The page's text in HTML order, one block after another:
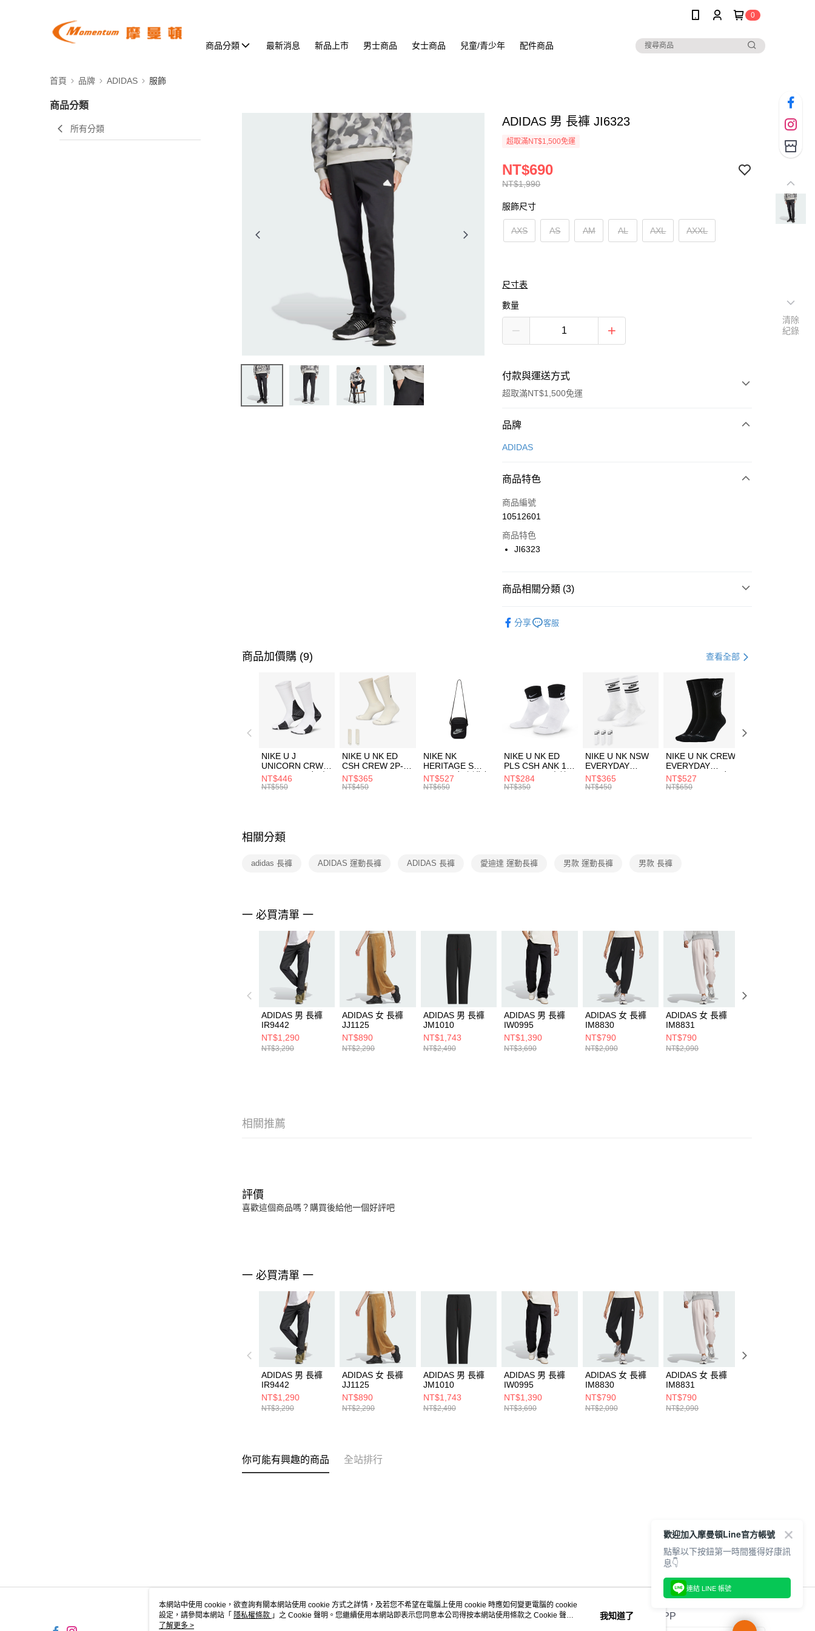
0
商品分類 最新消息 新品上市 男士商品 女士商品 兒童/青少年 配件商品
首頁 品牌 ADIDAS 服飾
商品分類
所有分類
ADIDAS 男 長褲 JI6323
超取滿NT$1,500免運
NT$1,990
NT$690
服飾尺寸
AXS AS AM AL AXL AXXL
尺寸表
數量
付款與運送方式
超取滿NT$1,500免運
付款方式
信用卡一次付款
合作金庫商業銀行
華南商業銀行
上海商業儲蓄銀行
國泰世華商業銀行
聯邦商業銀行
台新國際商業銀行
LINE Pay
Apple Pay
【關於「AFTEE先享後付」】
３．安心：先確認商品／服務後，再付款。
【「AFTEE先享後付」結帳流程】
１．於結帳方式選擇「AFTEE先享後付」後，將跳轉至「AFTEE先享後
付」結帳頁面，進行簡訊認證並確認金額後，即可完成結帳。
２．訂單成立數日內，您將收到繳費通知簡訊。
３．收到繳費通知簡訊後14天內，點擊此簡訊中的連結，可透過四大超商
／ATM／網路銀行／等多元方式進行付款，方視為交易完成。
※ 請注意：結帳手續完成當下不需立刻繳費，但若您需要取消訂單，請聯
絡購買商品的店家。未經商家同意取消之訂單仍視為有效，需透過AFTEE
先享後付繳納相關費用。
交易，需依本服務之必要範圍內提供個人資料，並將交易相關給付款項請
任。
４．使用「AFTEE先享後付」時，將依據個別帳號之用戶狀況，依本公司
即時審查核予不同之上限額度；若仍有額度不足之情形，本公司將視審查
結果請求用戶進行身份認證。
５．嚴禁一人註冊多個帳號或使用他人資訊註冊。若發現惡意使用之情
形，恩沛科技股份有限公司將有權停止該用戶之使用額度並採取法律行
動。
每筆NT$100，滿NT$1,500(含以上)免運費
每筆NT$100，滿NT$1,500(含以上)免運費
付款後門市自取
每筆NT$100，滿NT$1,500(含以上)免運費
品牌
ADIDAS
商品特色
商品編號
10512601
商品特色
JI6323
商品相關分類 (3)
分享 客服
商品加價購 (9) 查看全部
NIKE U J
UNICORN CRW
1PR -160 男女 中
統襪 FZ3393100
NT$446
NT$550
NIKE U NK ED
CSH CREW 2P-
144 EMBRDY 男
女 短統襪
NT$365
NT$450
NIKE NK
HERITAGE S
SMIT 男女 側背包
BA5871010
NT$527
NT$650
NIKE U NK ED
PLS CSH ANK 1P
144 DBL 男 中統
襪 DH4058104
NT$284
NT$350
NIKE U NK NSW
EVERYDAY
ESSENTIAL CR
男女 短統襪
NT$365
NT$450
NIKE U NK CREW
EVERYDAY
BBALL 3PR 男女
長統襪
NT$527
NT$650
相關分類
adidas 長褲 ADIDAS 運動長褲 ADIDAS 長褲 愛迪達 運動長褲 男款 運動長褲 男款 長褲
一 必買清單 一
ADIDAS 男 長褲
IR9442
NT$1,290
NT$3,290
ADIDAS 女 長褲
JJ1125
NT$890
NT$2,290
ADIDAS 男 長褲
JM1010
NT$1,743
NT$2,490
ADIDAS 男 長褲
IW0995
NT$1,390
NT$3,690
ADIDAS 女 長褲
IM8830
NT$790
NT$2,090
ADIDAS 女 長褲
IM8831
NT$790
NT$2,090
相關推薦
評價
喜歡這個商品嗎？購買後給他一個好評吧
一 必買清單 一
ADIDAS 男 長褲
IR9442
NT$1,290
NT$3,290
ADIDAS 女 長褲
JJ1125
NT$890
NT$2,290
ADIDAS 男 長褲
JM1010
NT$1,743
NT$2,490
ADIDAS 男 長褲
IW0995
NT$1,390
NT$3,690
ADIDAS 女 長褲
IM8830
NT$790
NT$2,090
ADIDAS 女 長褲
IM8831
NT$790
NT$2,090
你可能有興趣的商品 全站排行
關於我們 客服資訊 官方APP
清除
紀錄
本網站中使用 cookie，欲查詢有關本網站使用 cookie 方式之詳情，及若您不希望在電腦上使用 cookie 時應如何變更電腦的 cookie
設定，請參閱本網站「 隱私權條款 」之 Cookie 聲明。您繼續使用本網站即表示您同意本公司得按本網站使用條款之 Cookie 聲明
使用 cookie。
了解更多 >
我知道了
歡迎加入摩曼頓Line官方帳號
點擊以下按鈕第一時間獲得好康訊
息👇
連結 LINE 帳號